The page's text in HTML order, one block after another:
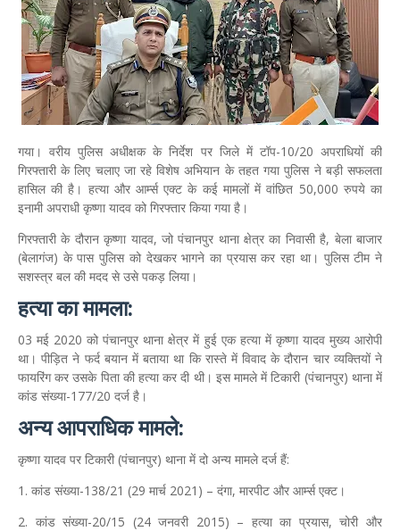
गया। वरीय पुलिस अधीक्षक के निर्देश पर जिले में टॉप-10/20 अपराधियों की
गिरफ्तारी के लिए चलाए जा रहे विशेष अभियान के तहत गया पुलिस ने बड़ी सफलता
हासिल की है। हत्या और आर्म्स एक्ट के कई मामलों में वांछित 50,000 रुपये का
इनामी अपराधी कृष्णा यादव को गिरफ्तार किया गया है।
गिरफ्तारी के दौरान कृष्णा यादव, जो पंचानपुर थाना क्षेत्र का निवासी है, बेला बाजार
(बेलागंज) के पास पुलिस को देखकर भागने का प्रयास कर रहा था। पुलिस टीम ने
सशस्त्र बल की मदद से उसे पकड़ लिया।
हत्या का मामला:
03 मई 2020 को पंचानपुर थाना क्षेत्र में हुई एक हत्या में कृष्णा यादव मुख्य आरोपी
था। पीड़ित ने फर्द बयान में बताया था कि रास्ते में विवाद के दौरान चार व्यक्तियों ने
फायरिंग कर उसके पिता की हत्या कर दी थी। इस मामले में टिकारी (पंचानपुर) थाना में
कांड संख्या-177/20 दर्ज है।
अन्य आपराधिक मामले:
कृष्णा यादव पर टिकारी (पंचानपुर) थाना में दो अन्य मामले दर्ज हैं:
1. कांड संख्या-138/21 (29 मार्च 2021) – दंगा, मारपीट और आर्म्स एक्ट।
2. कांड संख्या-20/15 (24 जनवरी 2015) – हत्या का प्रयास, चोरी और